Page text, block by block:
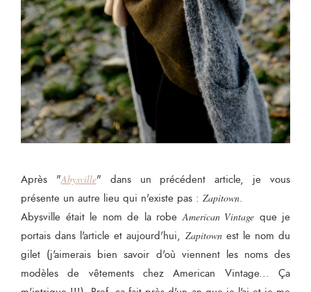
Après "Abysville" dans un précédent article, je vous
présente un autre lieu qui n'existe pas : Zapitown.
Abysville était le nom de la robeAmerican Vintage que je
portais dans l'article et aujourd'hui, Zapitownest le nom du
gilet (j'aimerais bien savoir d'où viennent les noms des
modèles de vêtements chez American Vintage... Ça